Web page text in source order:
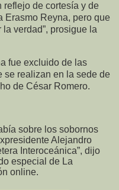
reflejo de cortesía y de
Erasmo Reyna, pero que
verdad”, prosigue la
fue excluido de las
se realizan en la sede de
de César Romero.
sobre los sobornos
Alejandro
Interoceánica”, dijo
especial de La
online.